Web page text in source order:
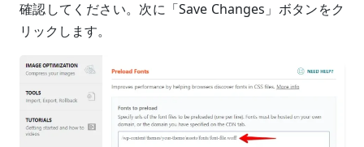
確認してください。次に「Save Changes」ボタンをク
リックします。